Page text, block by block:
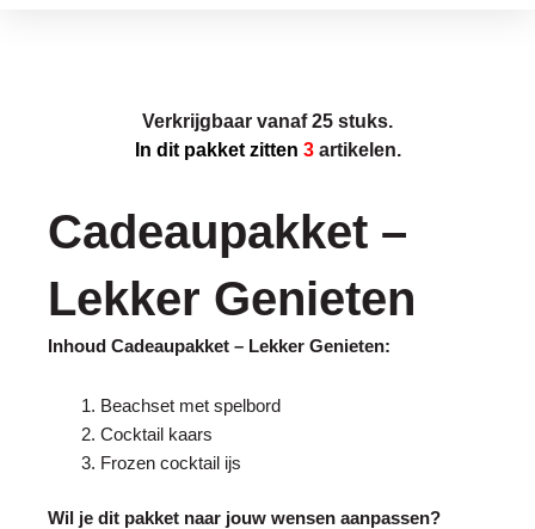
Cadeaupakket –
Lekker Genieten
Inhoud Cadeaupakket – Lekker Genieten:
Beachset met spelbord
Cocktail kaars
Frozen cocktail ijs
Wil je dit pakket naar jouw wensen aanpassen?
Verkrijgbaar vanaf 25 stuks.
In dit pakket zitten 3 artikelen.